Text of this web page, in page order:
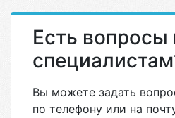
Есть вопросы
Вы можете задать
по телефону или на